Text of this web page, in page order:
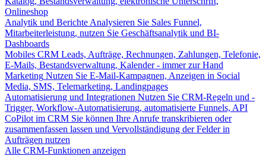
Onlineshop
Analytik und Berichte Analysieren Sie Sales Funnel,
Mitarbeiterleistung, nutzen Sie Geschäftsanalytik und BI-
Dashboards
Mobiles CRM Leads, Aufträge, Rechnungen, Zahlungen, Telefonie,
E-Mails, Bestandsverwaltung, Kalender - immer zur Hand
Marketing Nutzen Sie E-Mail-Kampagnen, Anzeigen in Social
Media, SMS, Telemarketing, Landingpages
Automatisierung und Integrationen Nutzen Sie CRM-Regeln und -
Trigger, Workflow-Automatisierung, automatisierte Funnels, API
CoPilot im CRM Sie können Ihre Anrufe transkribieren oder
zusammenfassen lassen und Vervollständigung der Felder in
Aufträgen nutzen
Alle CRM-Funktionen anzeigen